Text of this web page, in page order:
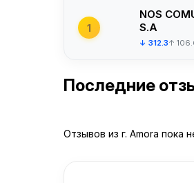
1
NOS
S.A
↓ 312.3↑
Последние
Отзывов из г. Amora пока